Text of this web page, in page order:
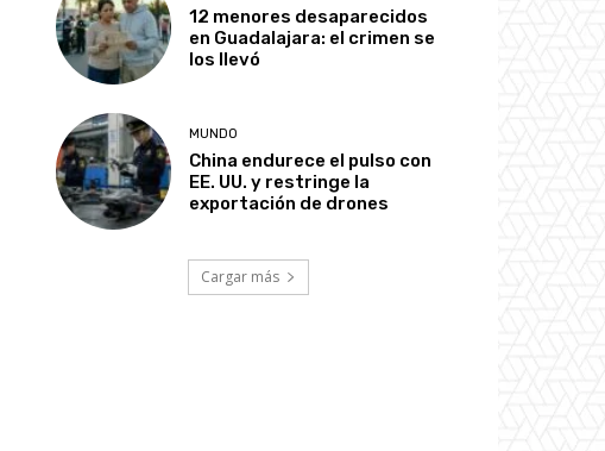
12 menores desaparecidos
en Guadalajara: el crimen se
los llevó
MUNDO
China endurece el pulso con
EE. UU. y restringe la
exportación de drones
Cargar más